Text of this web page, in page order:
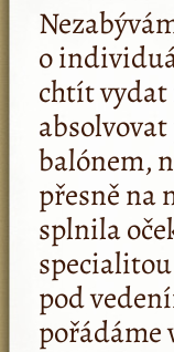
o
chtít vydat
balónem,
přesně na
splnila
pod
pořádáme